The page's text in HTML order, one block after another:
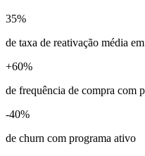
35%
de taxa de reativação média
+60%
de frequência de compra com
-40%
de churn com programa ativo